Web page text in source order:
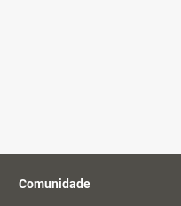
Comunidade